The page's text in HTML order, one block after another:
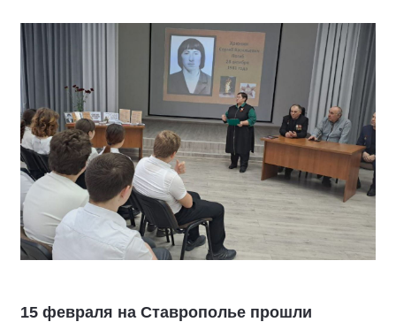
15 февраля на Ставрополье прошли